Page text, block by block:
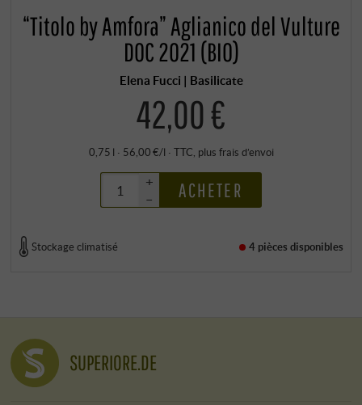
“Titolo by Amfora” Aglianico del Vulture
DOC 2021 (BIO)
Elena Fucci | Basilicate
42,00 €
0,75 l · 56,00 €/l · TTC, plus frais d’envoi
+
–
ACHETER
Stockage climatisé 4 pièces disponibles
SUPERIORE.DE